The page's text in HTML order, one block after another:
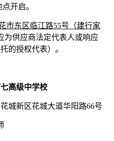
开启。
市东区临江路55号（建行家
为供应商法定代表人或响应
的授权代表）。
高级中学校
城新区花城大道华阳路66号